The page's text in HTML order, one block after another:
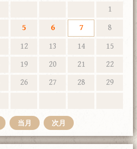
1
5 6 7
8
12 13 14
15
19 20 21
22
26 27 28
29
当月 次月